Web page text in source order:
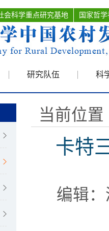
会科学重点研究基地 国家哲
研究队伍 科
当前位置
卡特
编辑